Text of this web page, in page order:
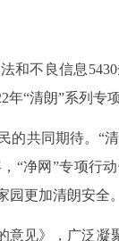
和不良信息
“清朗”系列专
的共同期待。“
“净网”专项行
更加清朗安全。
意见》，广泛